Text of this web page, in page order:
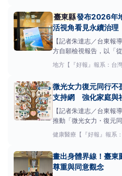
前三名，除常見的爐火
臺東縣發布2026年
活視角看見永續治理
【記者朱達志／台東報導
方自願檢視報告，以「
日常實踐」為主題，檢視
目標（SDGs）的施政
建設城市、淨零永續生
軸
地方 【『好報』報系：台
微光女力復元同行不
支持網 強化家庭與
【記者朱達志／台東報導
推動「微光女力・復元
藥癮者復元一站式服務
幼、勞政及民間團體等
信、修復家庭關係，邁
健康醫療 【『好報』報系
畫出身體界線！臺
尊重與同意觀念